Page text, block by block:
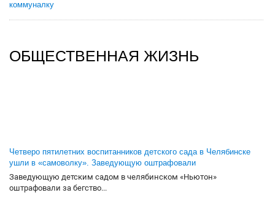
коммуналку
ОБЩЕСТВЕННАЯ ЖИЗНЬ
Четверо пятилетних воспитанников детского сада в Челябинске
ушли в «самоволку». Заведующую оштрафовали
Заведующую детским садом в челябинском «Ньютон»
оштрафовали за бегство...